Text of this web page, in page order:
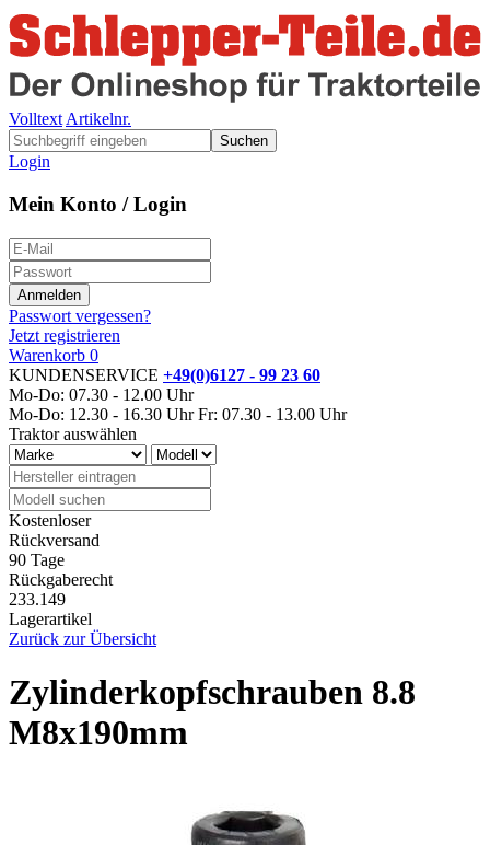
Volltext Artikelnr.
Suchen
Login
Mein Konto / Login
Passwort vergessen?
Jetzt registrieren
Warenkorb 0
KUNDENSERVICE +49(0)6127 - 99 23 60
Mo-Do: 07.30 - 12.00 Uhr
Mo-Do: 12.30 - 16.30 Uhr Fr: 07.30 - 13.00 Uhr
Traktor auswählen
Kostenloser
Rückversand
90 Tage
Rückgaberecht
233.149
Lagerartikel
Zurück zur Übersicht
Zylinderkopfschrauben 8.8
M8x190mm